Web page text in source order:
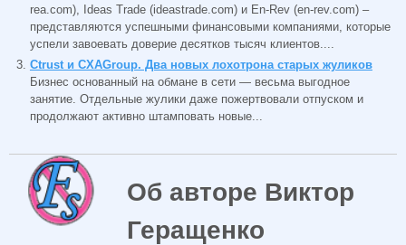
rea.com), Ideas Trade (ideastrade.com) и En-Rev (en-rev.com) –
представляются успешными финансовыми компаниями, которые
успели завоевать доверие десятков тысяч клиентов....
Ctrust и CXAGroup. Два новых лохотрона старых жуликов
Бизнес основанный на обмане в сети — весьма выгодное
занятие. Отдельные жулики даже пожертвовали отпуском и
продолжают активно штамповать новые...
Об авторе Виктор
Геращенко